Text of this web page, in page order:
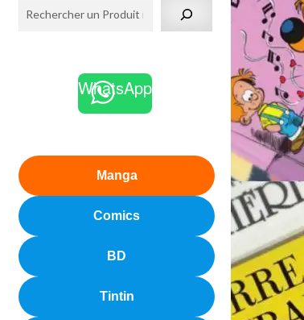
WhatsApp
Manga
Comics
BD
Tintin